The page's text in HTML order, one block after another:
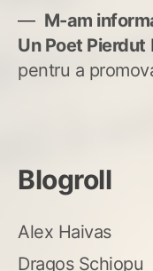
M-am
Un Poet Pierdut
pentru a
Blogroll
Alex Haivas
Dragoș Șchiopu